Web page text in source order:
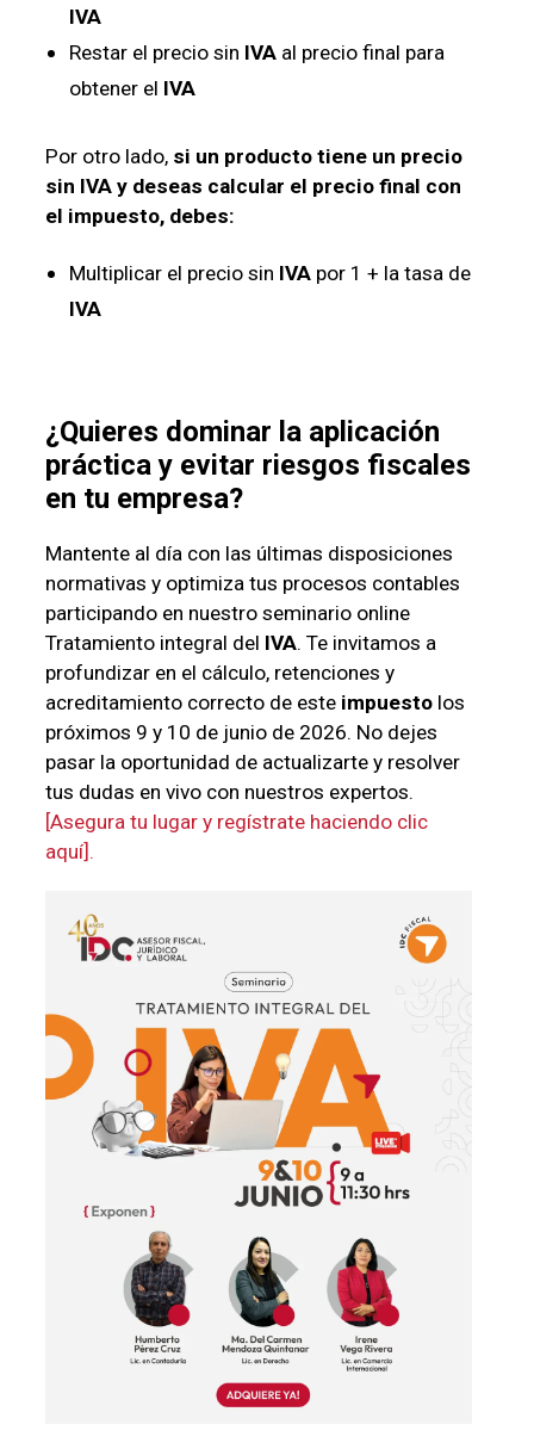
IVA
Restar el precio sin IVAal precio final para
obtener el IVA
Por otro lado, si un producto tiene un precio
sin IVA y deseas calcular el precio final con
el impuesto, debes:
Multiplicar el precio sin IVApor 1 + la tasa de
IVA
¿Quieres dominar la aplicación
práctica y evitar riesgos fiscales
en tu empresa?
Mantente al día con las últimas disposiciones
normativas y optimiza tus procesos contables
participando en nuestro seminario online
Tratamiento integral del IVA. Te invitamos a
profundizar en el cálculo, retenciones y
acreditamiento correcto de este impuestolos
próximos 9 y 10 de junio de 2026. No dejes
pasar la oportunidad de actualizarte y resolver
tus dudas en vivo con nuestros expertos.
[Asegura tu lugar y regístrate haciendo clic
aquí].